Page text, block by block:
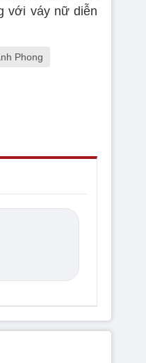
với váy nữ diễn
Phong